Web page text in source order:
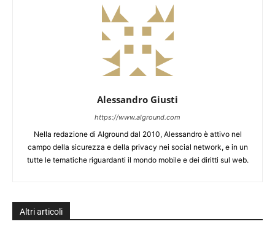
Alessandro Giusti
https://www.alground.com
Nella redazione di Alground dal 2010, Alessandro è attivo nel
campo della sicurezza e della privacy nei social network, e in un
tutte le tematiche riguardanti il mondo mobile e dei diritti sul web.
Altri articoli